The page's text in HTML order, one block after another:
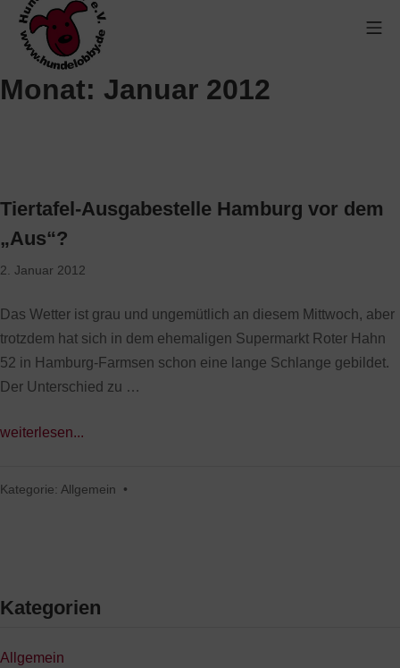
Monat: Januar 2012
Tiertafel-Ausgabestelle Hamburg vor dem
„Aus“?
2. Januar 2012
Das Wetter ist grau und ungemütlich an diesem Mittwoch, aber
trotzdem hat sich in dem ehemaligen Supermarkt Roter Hahn
52 in Hamburg-Farmsen schon eine lange Schlange gebildet.
Der Unterschied zu …
weiterlesen...
Kategorie: Allgemein •
Kategorien
Allgemein